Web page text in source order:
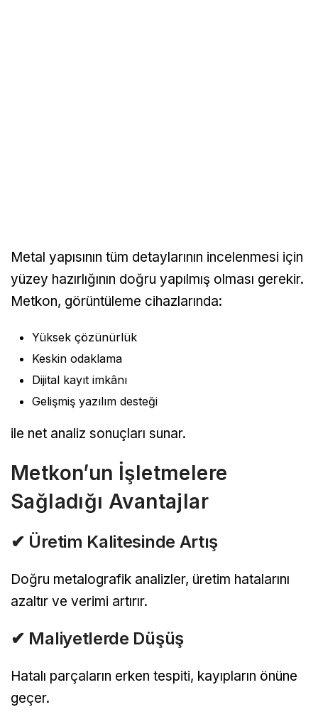
Metal yapısının tüm detaylarının incelenmesi için
yüzey hazırlığının doğru yapılmış olması gerekir.
Metkon, görüntüleme cihazlarında:
Yüksek çözünürlük
Keskin odaklama
Dijital kayıt imkânı
Gelişmiş yazılım desteği
ile net analiz sonuçları sunar.
Metkon’un İşletmelere
Sağladığı Avantajlar
✔ Üretim Kalitesinde Artış
Doğru metalografik analizler, üretim hatalarını
azaltır ve verimi artırır.
✔ Maliyetlerde Düşüş
Hatalı parçaların erken tespiti, kayıpların önüne
geçer.